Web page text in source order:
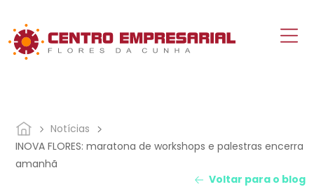
Notícias
INOVA FLORES: maratona de workshops e palestras encerra
amanhã
Voltar para o blog